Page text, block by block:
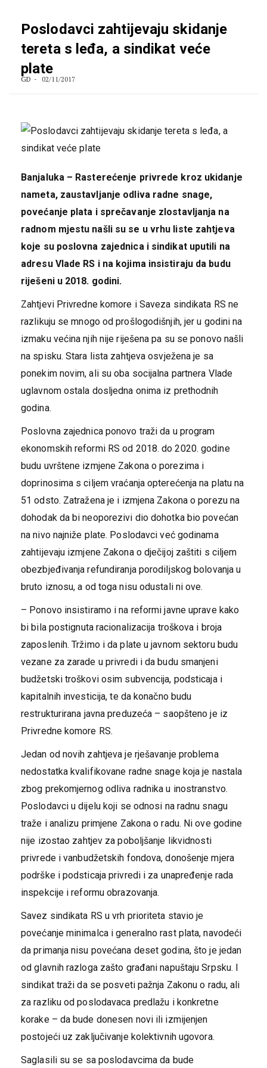
Poslodavci zahtijevaju skidanje
tereta s leđa, a sindikat veće
plate
GD 02/11/2017
Banjaluka – Rasterećenje privrede kroz ukidanje
nameta, zaustavljanje odliva radne snage,
povećanje plata i sprečavanje zlostavljanja na
radnom mjestu našli su se u vrhu liste zahtjeva
koje su poslovna zajednica i sindikat uputili na
adresu Vlade RS i na kojima insistiraju da budu
riješeni u 2018. godini.
Zahtjevi Privredne komore i Saveza sindikata RS ne
razlikuju se mnogo od prošlogodišnjih, jer u godini na
izmaku većina njih nije riješena pa su se ponovo našli
na spisku. Stara lista zahtjeva osvježena je sa
ponekim novim, ali su oba socijalna partnera Vlade
uglavnom ostala dosljedna onima iz prethodnih
godina.
Poslovna zajednica ponovo traži da u program
ekonomskih reformi RS od 2018. do 2020. godine
budu uvrštene izmjene Zakona o porezima i
doprinosima s ciljem vraćanja opterećenja na platu na
51 odsto. Zatražena je i izmjena Zakona o porezu na
dohodak da bi neoporezivi dio dohotka bio povećan
na nivo najniže plate. Poslodavci već godinama
zahtijevaju izmjene Zakona o dječijoj zaštiti s ciljem
obezbjeđivanja refundiranja porodiljskog bolovanja u
bruto iznosu, a od toga nisu odustali ni ove.
– Ponovo insistiramo i na reformi javne uprave kako
bi bila postignuta racionalizacija troškova i broja
zaposlenih. Tržimo i da plate u javnom sektoru budu
vezane za zarade u privredi i da budu smanjeni
budžetski troškovi osim subvencija, podsticaja i
kapitalnih investicija, te da konačno budu
restrukturirana javna preduzeća – saopšteno je iz
Privredne komore RS.
Jedan od novih zahtjeva je rješavanje problema
nedostatka kvalifikovane radne snage koja je nastala
zbog prekomjernog odliva radnika u inostranstvo.
Poslodavci u dijelu koji se odnosi na radnu snagu
traže i analizu primjene Zakona o radu. Ni ove godine
nije izostao zahtjev za poboljšanje likvidnosti
privrede i vanbudžetskih fondova, donošenje mjera
podrške i podsticaja privredi i za unapređenje rada
inspekcije i reformu obrazovanja.
Savez sindikata RS u vrh prioriteta stavio je
povećanje minimalca i generalno rast plata, navodeći
da primanja nisu povećana deset godina, što je jedan
od glavnih razloga zašto građani napuštaju Srpsku. I
sindikat traži da se posveti pažnja Zakonu o radu, ali
za razliku od poslodavaca predlažu i konkretne
korake – da bude donesen novi ili izmijenjen
postojeći uz zaključivanje kolektivnih ugovora.
Saglasili su se sa poslodavcima da bude